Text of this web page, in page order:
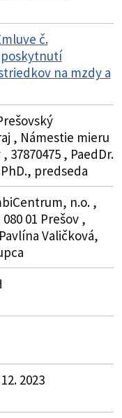
č.
poskytnutí
na mzdy a
, Námestie mieru
37870475 , PaedDr.
predseda
n.o. ,
01 Prešov ,
Valičková,
2023